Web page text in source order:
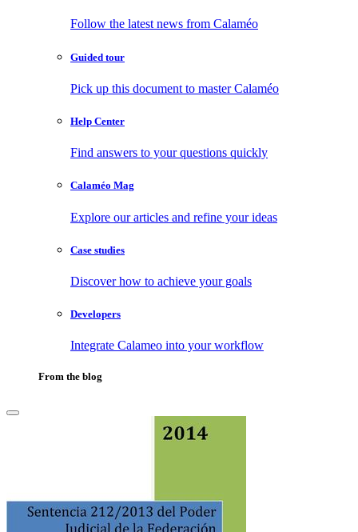
Follow the latest news from Calaméo
Guided tour
Pick up this document to master Calaméo
Help Center
Find answers to your questions quickly
Calaméo Mag
Explore our articles and refine your ideas
Case studies
Discover how to achieve your goals
Developers
Integrate Calameo into your workflow
From the blog